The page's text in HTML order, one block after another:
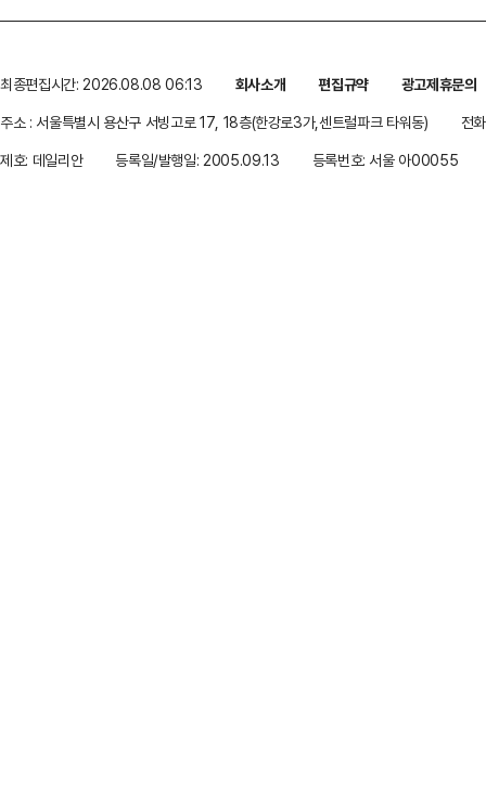
최종편집시간: 2026.08.08 06:13 회사소개 편집규약
광고제휴문의
주소 : 서울특별시 용산구 서빙고로 17, 18층(한강로3가,센트럴파크 타워동)
전
제호: 데일리안
등록일/발행일: 2005.09.13 등록번호: 서울 아00055